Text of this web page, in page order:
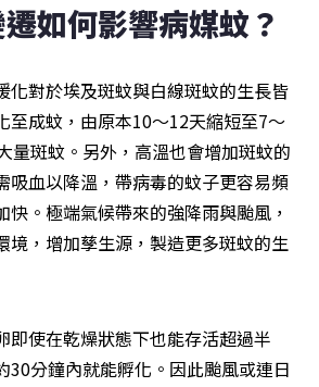
如何影響病媒蚊？
化對於埃及斑蚊與白線斑蚊的生長皆
至成蚊，由原本10～12天縮短至7～
量斑蚊。另外，高溫也會增加斑蚊的
吸血以降溫，帶病毒的蚊子更容易頻
快。極端氣候帶來的強降雨與颱風，
境，增加孳生源，製造更多斑蚊的生
即使在乾燥狀態下也能存活超過半
30分鐘內就能孵化。因此颱風或連日